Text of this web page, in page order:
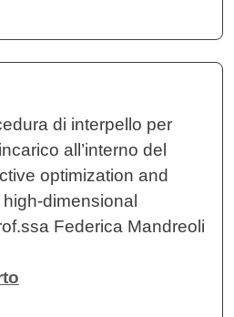
di interpello per
all’interno del
optimization and
dimensional
Federica Mandreoli